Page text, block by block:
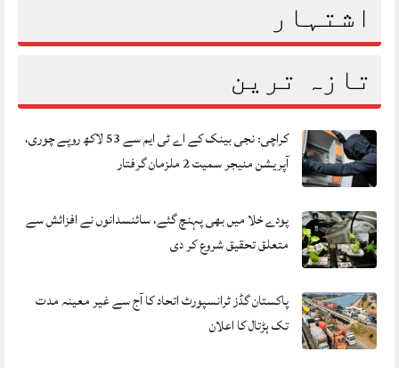
اشتہار
تازہ ترین
کراچی: نجی بینک کے اے ٹی ایم سے 53 لاکھ روپے چوری،
آپریشن منیجر سمیت 2 ملزمان گرفتار
پودے خلا میں بھی پہنچ گئے، سائنسدانوں نے افزائش سے
متعلق تحقیق شروع کر دی
پاکستان گڈز ٹرانسپورٹ اتحاد کا آج سے غیر معینہ مدت
تک ہڑتال کا اعلان